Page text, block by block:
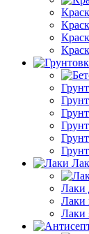
Лаки
Лаки
Лаки